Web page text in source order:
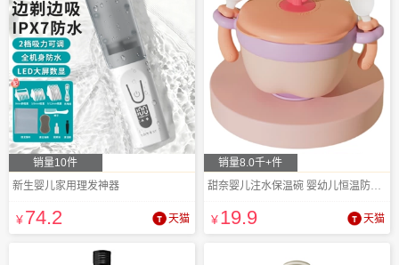
销量10件
新生婴儿家用理发神器
¥74.2 天猫
销量8.0千+件
甜奈婴儿注水保温碗 婴幼儿恒温防摔餐具
¥19.9 天猫